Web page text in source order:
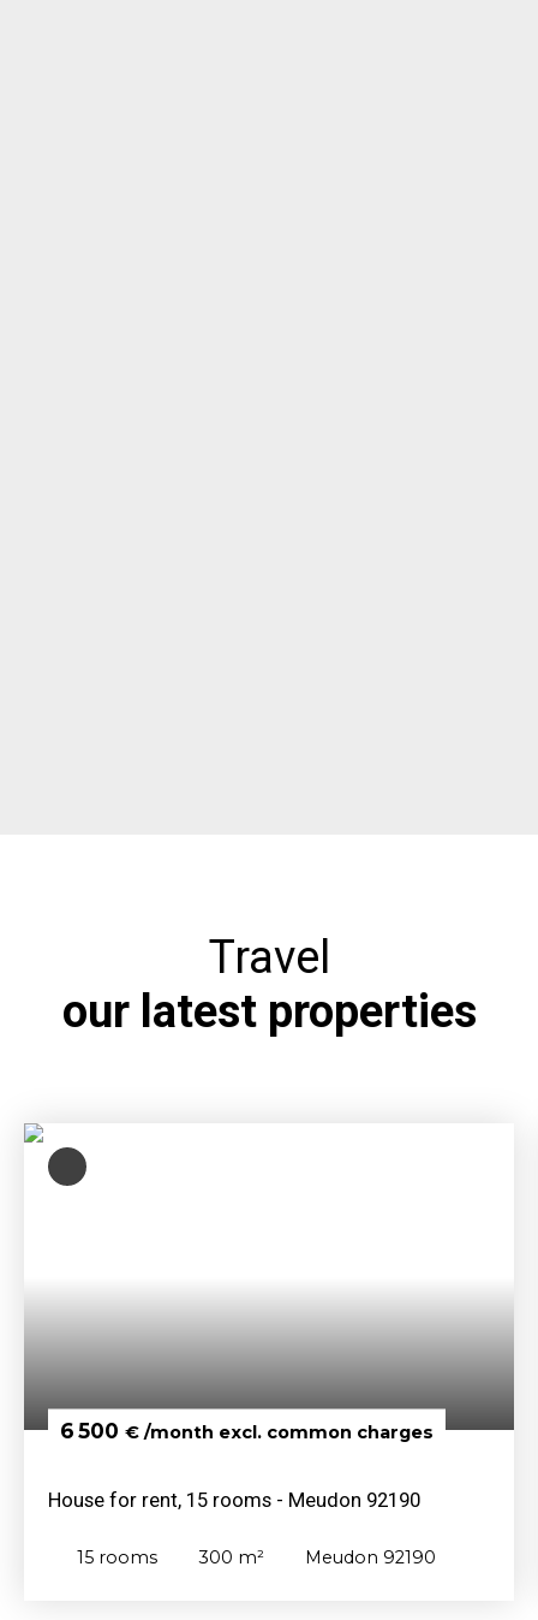
Travel
our latest properties
6 500 € /month excl. common charges
House for rent, 15 rooms - Meudon 92190
15 rooms 300 m² Meudon 92190